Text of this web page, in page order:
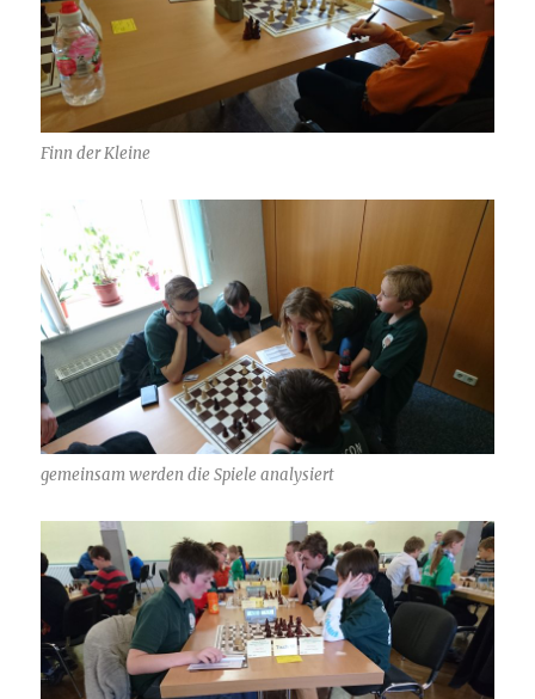
Finn der Kleine
gemeinsam werden die Spiele analysiert